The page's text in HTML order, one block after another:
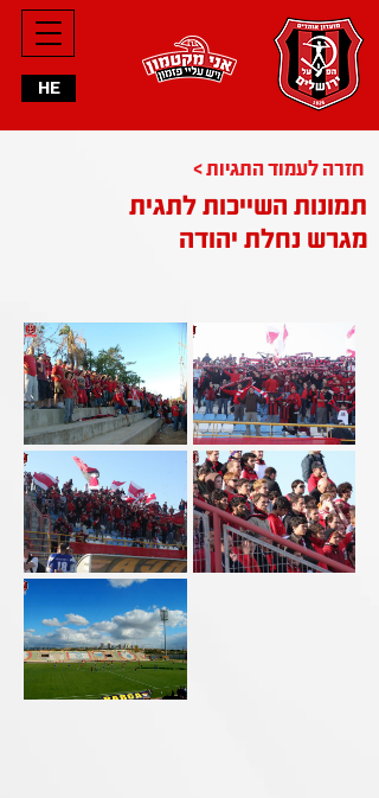
HE
< חזרה לעמוד התגיות
תמונות השייכות לתגית
מגרש נחלת יהודה